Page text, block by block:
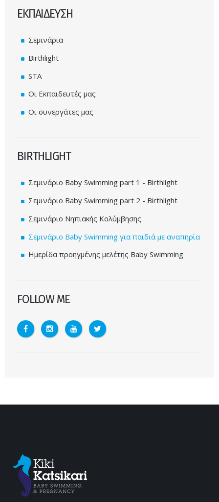
ΕΚΠΑΙΔΕΥΣΗ
Σεμινάρια
Birthlight
STA
Οι Εκπαιδευτές μας
Οι συνεργάτες μας
BIRTHLIGHT
Σεμινάριο Baby Swimming part 1 - Birthlight
Σεμινάριο Baby Swimming part 2 - Birthlight
Σεμινάριο Νηπιακής Κολύμβησης
Σεμινάριο Baby Swimming για παιδιά με αναπηρία
Ημερίδα προηγμένης μελέτης Baby Swimming
FOLLOW ME